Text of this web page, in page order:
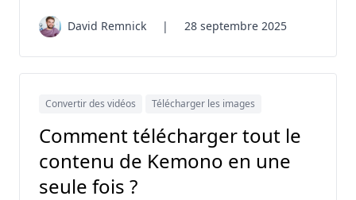
David Remnick | 28 septembre 2025
Convertir des vidéos Télécharger les images
Comment télécharger tout le
contenu de Kemono en une
seule fois ?